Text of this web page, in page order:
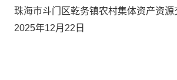
珠海市斗门区乾务镇农村集体资产资源
2025年12月 22 日